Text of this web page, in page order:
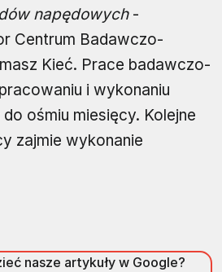
napędowych-
Centrum Badawczo-
Kieć. Prace badawczo-
i wykonaniu
ośmiu miesięcy. Kolejne
zajmie wykonanie
nasze artykuły w Google?